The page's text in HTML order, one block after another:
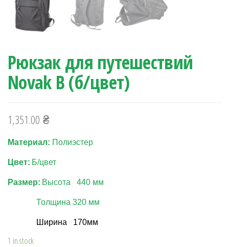
Рюкзак для путешествий
Novak B (б/цвет)
1,351.00 ₴
Материал: Полиэстер
Цвет: Б/цвет
Размер: Высота 440 мм
Толщина 320 мм
Ширина 170мм
1 in stock